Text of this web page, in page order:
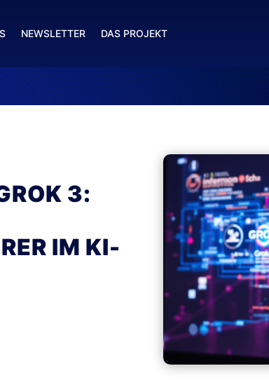
NEWSLETTER DAS PROJEKT
3:
IM KI-